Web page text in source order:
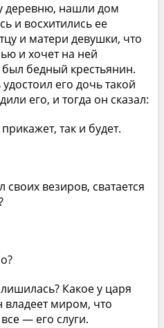
деревню, нашли дом
и восхитились ее
и матери девушки, что
и хочет на ней
бедный крестьянин.
его дочь такой
его, и тогда он сказал:
так и будет.
везиров, сватается
Какое у царя
миром, что
— его слуги.